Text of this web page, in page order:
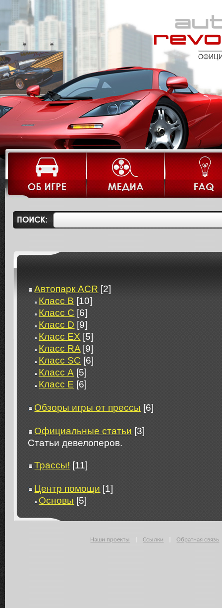
Автопарк ACR [2]
Класс B [10]
Класс C [6]
Класс D [9]
Класс EX [5]
Класс RA [9]
Класс SC [6]
Класс А [5]
Класс Е [6]
Обзоры игры от прессы [6]
Официальные статьи [3]
Статьи девелоперов.
Трассы! [11]
Центр помощи [1]
Основы [5]
Наши проекты Ссылки Обратная связь